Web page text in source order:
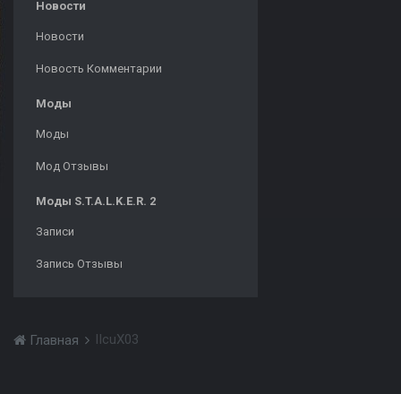
Новости
Новости
Новость Комментарии
Моды
Моды
Мод Отзывы
Моды S.T.A.L.K.E.R. 2
Записи
Запись Отзывы
Главная IIcuX03